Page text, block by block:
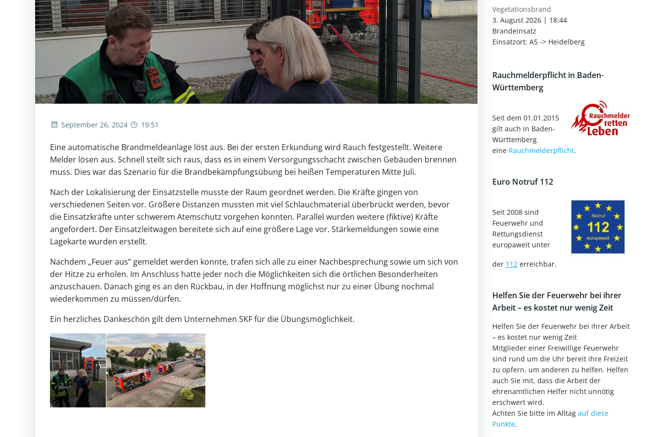
September 26, 2024 19:51
Eine automatische Brandmeldeanlage löst aus. Bei der ersten Erkundung wird Rauch festgestellt. Weitere
Melder lösen aus. Schnell stellt sich raus, dass es in einem Versorgungsschacht zwischen Gebäuden brennen
muss. Dies war das Szenario für die Brandbekämpfungsübung bei heißen Temperaturen Mitte Juli.
Nach der Lokalisierung der Einsatzstelle musste der Raum geordnet werden. Die Kräfte gingen von
verschiedenen Seiten vor. Größere Distanzen mussten mit viel Schlauchmaterial überbrückt werden, bevor
die Einsatzkräfte unter schwerem Atemschutz vorgehen konnten. Parallel wurden weitere (fiktive) Kräfte
angefordert. Der Einsatzleitwagen bereitete sich auf eine größere Lage vor. Stärkemeldungen sowie eine
Lagekarte wurden erstellt.
Nachdem „Feuer aus“ gemeldet werden konnte, trafen sich alle zu einer Nachbesprechung sowie um sich von
der Hitze zu erholen. Im Anschluss hatte jeder noch die Möglichkeiten sich die örtlichen Besonderheiten
anzuschauen. Danach ging es an den Rückbau, in der Hoffnung möglichst nur zu einer Übung nochmal
wiederkommen zu müssen/dürfen.
Ein herzliches Dankeschön gilt dem Unternehmen SKF für die Übungsmöglichkeit.
Vegetationsbrand
3. August 2026 | 18:44
Brandeinsatz
Einsatzort: A5 -> Heidelberg
Rauchmelderpflicht in Baden-
Württemberg
Seit dem 01.01.2015
gilt auch in Baden-
Württemberg
eine Rauchmelderpflicht.
Euro Notruf 112
Seit 2008 sind
Feuerwehr und
Rettungsdienst
europaweit unter
der 112 erreichbar.
Helfen Sie der Feuerwehr bei ihrer
Arbeit – es kostet nur wenig Zeit
Helfen Sie der Feuerwehr bei ihrer Arbeit
– es kostet nur wenig Zeit
Mitglieder einer Freiwillige Feuerwehr
sind rund um die Uhr bereit ihre Freizeit
zu opfern, um anderen zu helfen. Helfen
auch Sie mit, dass die Arbeit der
ehrenamtlichen Helfer nicht unnötig
erschwert wird.
Achten Sie bitte im Alltag auf diese
Punkte.